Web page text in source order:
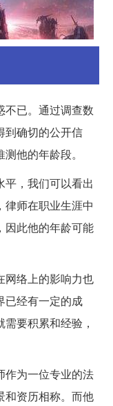
不已。通过调查数
到确切的公开信
他的年龄段。
，我们可以看出
师在职业生涯中
因此他的年龄可能
网络上的影响力也
已经有一定的成
要积累和经验，
作为一位专业的法
和资历相称。而他